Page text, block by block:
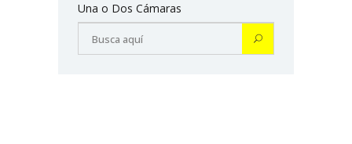
Una o Dos Cámaras